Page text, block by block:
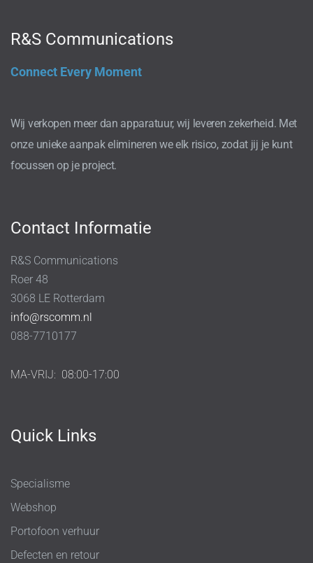
R&S Communications
Connect Every Moment
Wij verkopen meer dan apparatuur, wij leveren zekerheid. Met
onze unieke aanpak elimineren we elk risico, zodat jij je kunt
focussen op je project.
Contact Informatie
R&S Communications
Roer 48
3068 LE Rotterdam
info@rscomm.nl
088-7710177
MA-VRIJ: 08:00-17:00
Quick Links
Specialisme
Webshop
Portofoon verhuur
Defecten en retour